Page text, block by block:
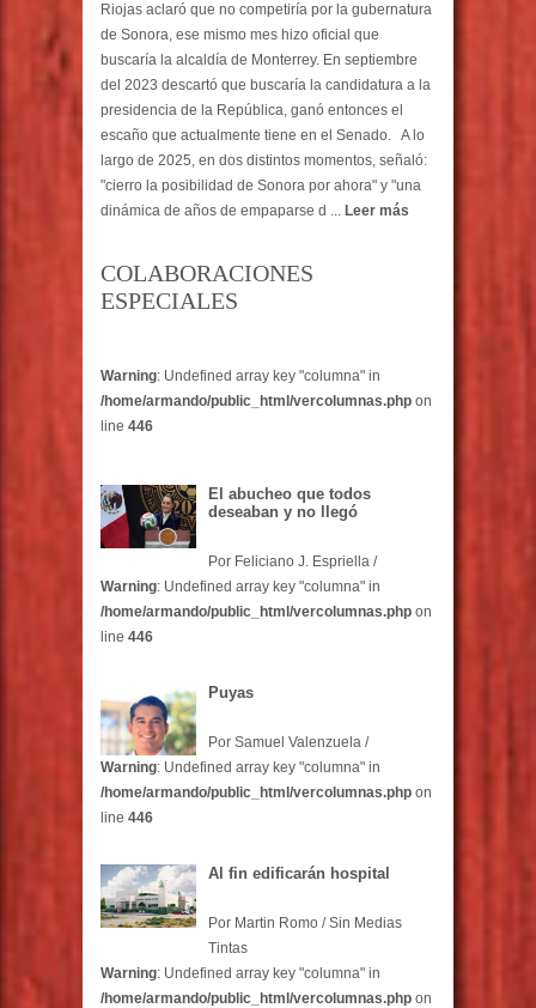
Riojas aclaró que no competiría por la gubernatura
de Sonora, ese mismo mes hizo oficial que
buscaría la alcaldía de Monterrey. En septiembre
del 2023 descartó que buscaría la candidatura a la
presidencia de la República, ganó entonces el
escaño que actualmente tiene en el Senado. A lo
largo de 2025, en dos distintos momentos, señaló:
"cierro la posibilidad de Sonora por ahora" y "una
dinámica de años de empaparse d ... Leer más
COLABORACIONES
ESPECIALES
Warning: Undefined array key "columna" in
/home/armando/public_html/vercolumnas.php on
line 446
El abucheo que todos
deseaban y no llegó
Por Feliciano J. Espriella /
Warning: Undefined array key "columna" in
/home/armando/public_html/vercolumnas.php on
line 446
Puyas
Por Samuel Valenzuela /
Warning: Undefined array key "columna" in
/home/armando/public_html/vercolumnas.php on
line 446
Al fin edificarán hospital
Por Martin Romo / Sin Medias
Tintas
Warning: Undefined array key "columna" in
/home/armando/public_html/vercolumnas.php on